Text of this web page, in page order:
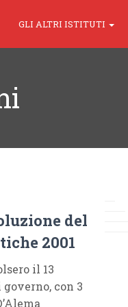
GLI ALTRI ISTITUTI
del
2001
il 13
con 3